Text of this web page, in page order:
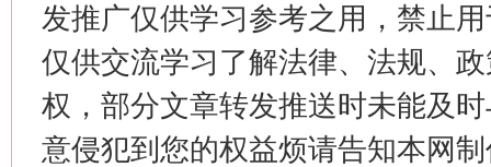
发推广仅供学习参考之用，禁止
仅供交流学习了解法律、法规、
权，部分文章转发推送时未能及
意侵犯到您的权益烦请告知本网